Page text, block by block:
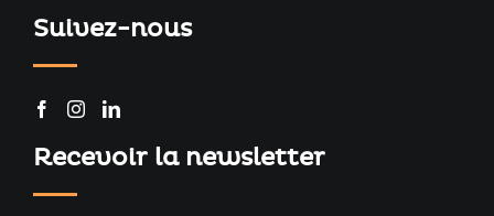
Suivez-nous
Recevoir la newsletter